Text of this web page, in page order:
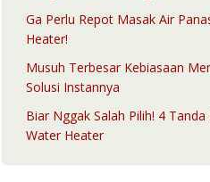
Ga Perlu Repot Masak Air
Heater!
Musuh Terbesar Kebiasaan
Solusi Instannya
Biar Nggak Salah Pilih! 4
Water Heater